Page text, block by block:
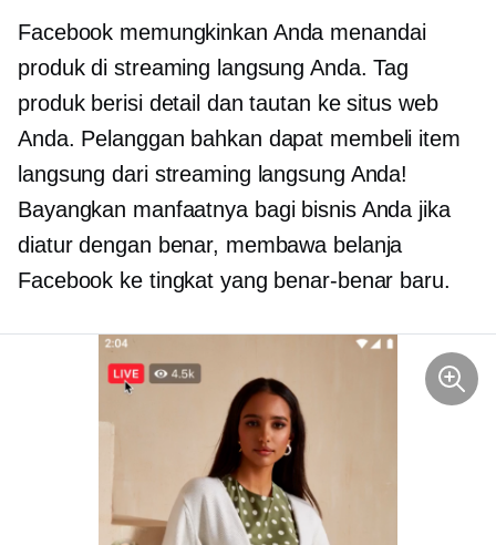
Facebook memungkinkan Anda menandai
produk di streaming langsung Anda. Tag
produk berisi detail dan tautan ke situs web
Anda. Pelanggan bahkan dapat membeli item
langsung dari streaming langsung Anda!
Bayangkan manfaatnya bagi bisnis Anda jika
diatur dengan benar, membawa belanja
Facebook ke tingkat yang benar-benar baru.